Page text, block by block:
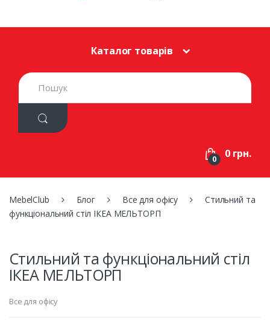
Каталог товарів
S
e
h
:
0 0 грн.
MebelClub Блог Все для офісу
Стильний та
функціональний стіл ІКЕА МЕЛЬТОРП
Стильний та функціональний стіл
ІКЕА МЕЛЬТОРП
Все для офісу